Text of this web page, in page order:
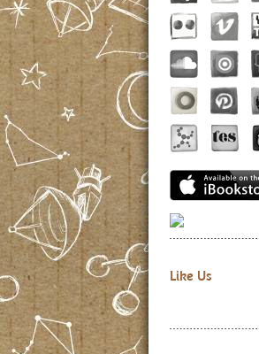
Like Us